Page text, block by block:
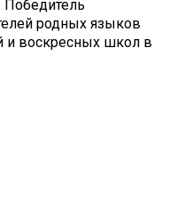
Победитель
родных языков
и воскресных школ в